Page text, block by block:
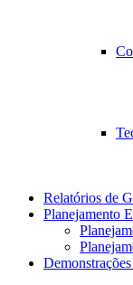
Relatórios de
Planejamento